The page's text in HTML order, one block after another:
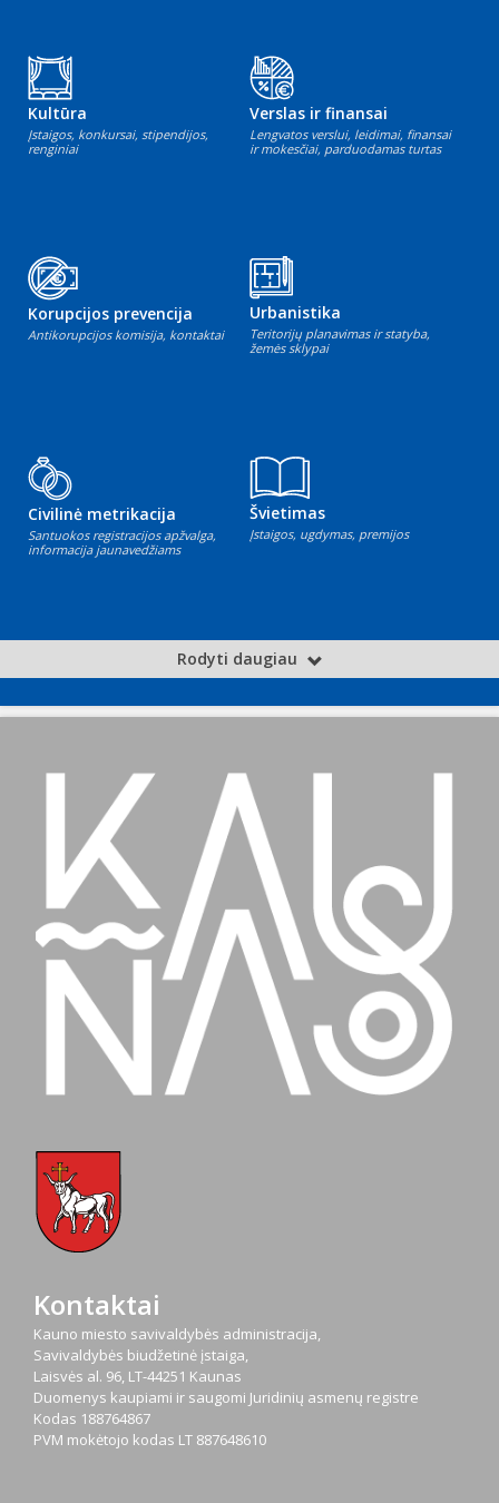
Kultūra
Įstaigos, konkursai, stipendijos,
renginiai
Verslas ir finansai
Lengvatos verslui, leidimai, finansai
ir mokesčiai, parduodamas turtas
Korupcijos prevencija
Antikorupcijos komisija, kontaktai
Urbanistika
Teritorijų planavimas ir statyba,
žemės sklypai
Civilinė metrikacija
Santuokos registracijos apžvalga,
informacija jaunavedžiams
Švietimas
Įstaigos, ugdymas, premijos
Rodyti daugiau
Kontaktai
Kauno miesto savivaldybės administracija,
Savivaldybės biudžetinė įstaiga,
Laisvės al. 96, LT-44251 Kaunas
Duomenys kaupiami ir saugomi Juridinių asmenų registre
Kodas 188764867
PVM mokėtojo kodas LT 887648610